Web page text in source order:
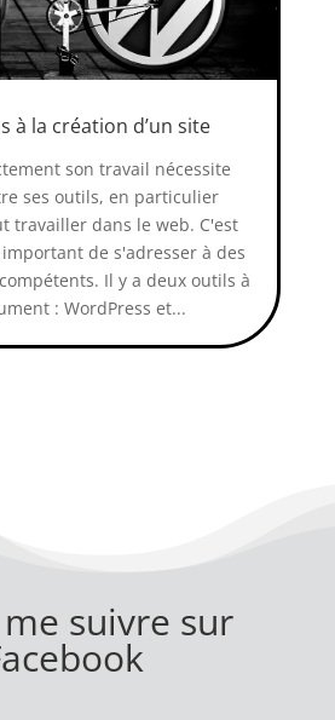
à la création d’un site
son travail nécessite
ses outils, en particulier
travailler dans le web. C'est
de s'adresser à des
Il y a deux outils à
: WordPress et...
suivre sur